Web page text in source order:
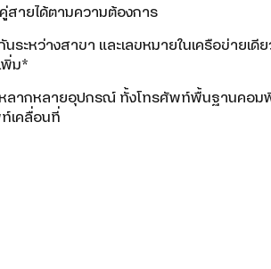
สายได้ตามความต้องการ
ระหว่างสาขา และเลขหมายในเครือข่ายเดี
พิ่ม*
ลากหลายอุปกรณ์ ทั้งโทรศัพท์พื้นฐานคอม
เคลื่อนที่